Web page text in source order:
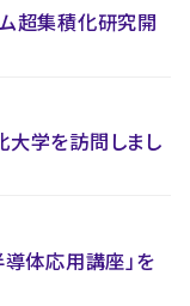
超集積化研究開
学を訪問しまし
体応用講座」を